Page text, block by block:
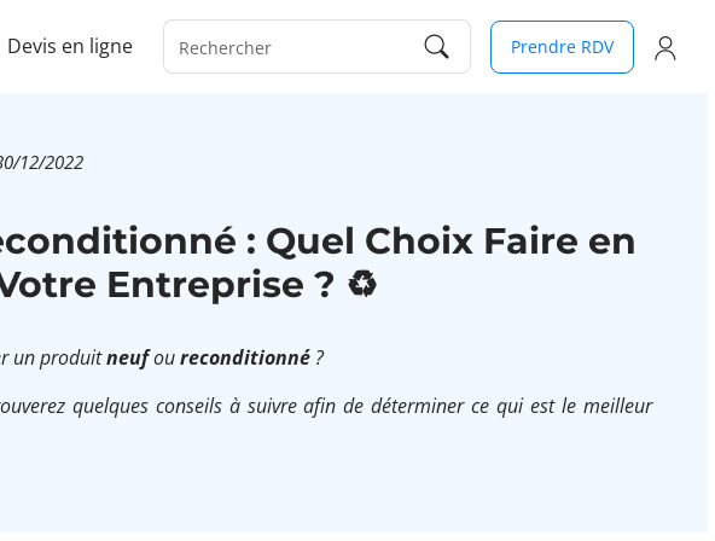
Devis en ligne Rechercher Prendre RDV
12/2022
: Quel Choix Faire en
Entreprise ? ♻️
un produitneufoureconditionné ?
quelques conseils à suivre afin de déterminer ce qui est le meilleur